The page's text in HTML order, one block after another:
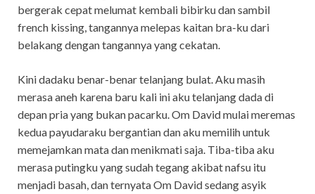
bergerak cepat melumat kembali bibirku dan sambil
french kissing, tangannya melepas kaitan bra-ku dari
belakang dengan tangannya yang cekatan.
Kini dadaku benar-benar telanjang bulat. Aku masih
merasa aneh karena baru kali ini aku telanjang dada di
depan pria yang bukan pacarku. Om David mulai meremas
kedua payudaraku bergantian dan aku memilih untuk
memejamkan mata dan menikmati saja. Tiba-tiba aku
merasa putingku yang sudah tegang akibat nafsu itu
menjadi basah, dan ternyata Om David sedang asyik